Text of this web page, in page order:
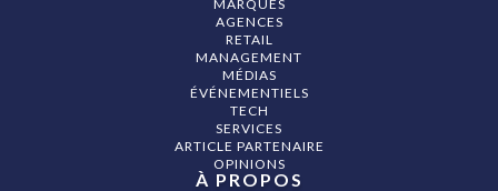
MARQUES
AGENCES
RETAIL
MANAGEMENT
MÉDIAS
ÉVÉNEMENTIELS
TECH
SERVICES
ARTICLE PARTENAIRE
OPINIONS
À PROPOS